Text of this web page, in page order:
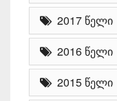
2017 წელი
2016 წელი
2015 წელი